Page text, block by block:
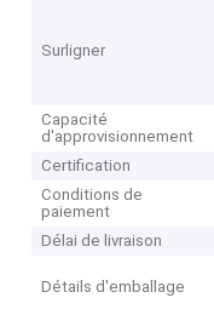
Surligner
Capacité
d'approvisionnement
Certification
Conditions de
paiement
Délai de livraison
Détails d'emballage